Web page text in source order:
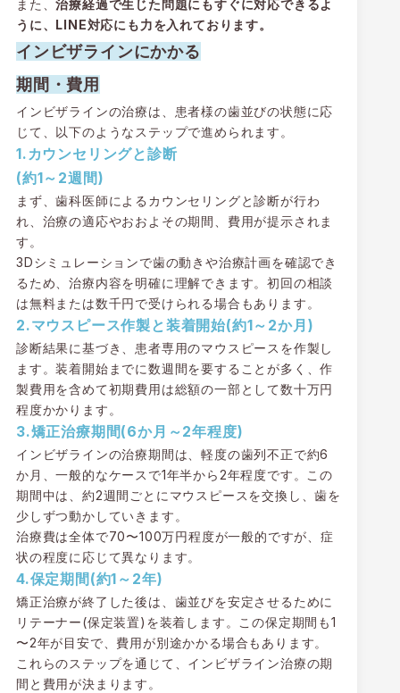
また、治療経過で生じた問題にもすぐに対応できるよ
うに、LINE対応にも力を入れております。
インビザラインにかかる
期間・費用
インビザラインの治療は、患者様の歯並びの状態に応
じて、以下のようなステップで進められます。
1.カウンセリングと診断
(約1～2週間)
まず、歯科医師によるカウンセリングと診断が行わ
れ、治療の適応やおおよその期間、費用が提示されま
す。
3Dシミュレーションで歯の動きや治療計画を確認でき
るため、治療内容を明確に理解できます。初回の相談
は無料または数千円で受けられる場合もあります。
2.マウスピース作製と装着開始(約1～2か月)
診断結果に基づき、患者専用のマウスピースを作製し
ます。装着開始までに数週間を要することが多く、作
製費用を含めて初期費用は総額の一部として数十万円
程度かかります。
3.矯正治療期間(6か月～2年程度)
インビザラインの治療期間は、軽度の歯列不正で約6
か月、一般的なケースで1年半から2年程度です。この
期間中は、約2週間ごとにマウスピースを交換し、歯を
少しずつ動かしていきます。
治療費は全体で70〜100万円程度が一般的ですが、症
状の程度に応じて異なります。
4.保定期間(約1～2年)
矯正治療が終了した後は、歯並びを安定させるために
リテーナー(保定装置)を装着します。この保定期間も1
〜2年が目安で、費用が別途かかる場合もあります。
これらのステップを通じて、インビザライン治療の期
間と費用が決まります。